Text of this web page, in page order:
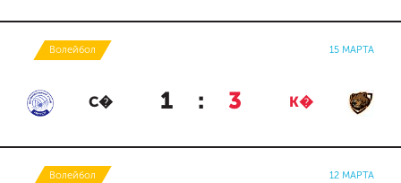
Волейбол 15 МАРТА
С� 1 : 3 К�
Волейбол 12 МАРТА